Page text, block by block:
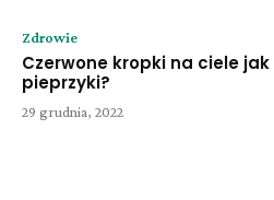
Zdrowie
Czerwone kropki na ciele jak
pieprzyki?
29 grudnia, 2022